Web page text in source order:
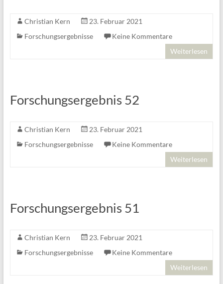
Christian Kern
23. Februar 2021
Forschungsergebnisse
Keine Kommentare
Weiterlesen
Forschungsergebnis 52
Christian Kern
23. Februar 2021
Forschungsergebnisse
Keine Kommentare
Weiterlesen
Forschungsergebnis 51
Christian Kern
23. Februar 2021
Forschungsergebnisse
Keine Kommentare
Weiterlesen